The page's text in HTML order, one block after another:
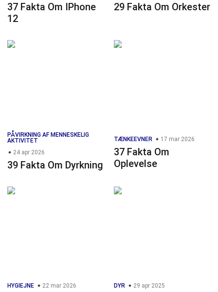
37 Fakta Om IPhone
12
29 Fakta Om Orkester
PÅVIRKNING AF MENNESKELIG
AKTIVITET
24 apr 2026
39 Fakta Om Dyrkning
TÆNKEEVNER 17 mar 2026
37 Fakta Om
Oplevelse
HYGIEJNE 22 mar 2026 DYR 29 apr 2025